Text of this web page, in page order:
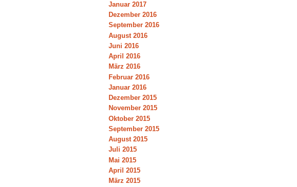
Januar 2017
Dezember 2016
September 2016
August 2016
Juni 2016
April 2016
März 2016
Februar 2016
Januar 2016
Dezember 2015
November 2015
Oktober 2015
September 2015
August 2015
Juli 2015
Mai 2015
April 2015
März 2015